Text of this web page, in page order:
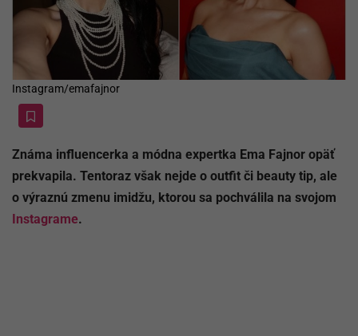
Instagram/emafajnor
Známa influencerka a módna expertka Ema Fajnor opäť
prekvapila. Tentoraz však nejde o outfit či beauty tip, ale
o výraznú zmenu imidžu, ktorou sa pochválila na svojom
Instagrame.